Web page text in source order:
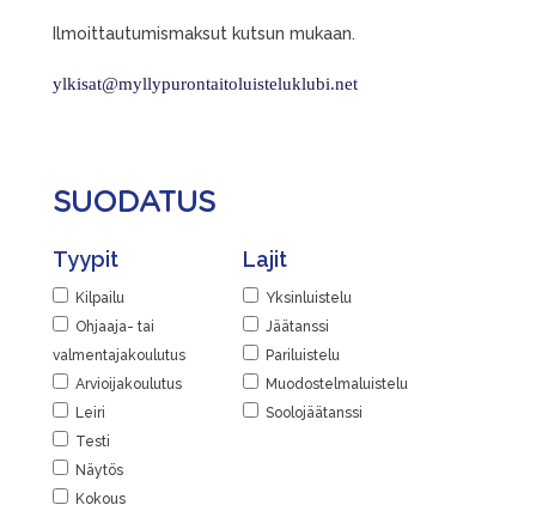
Ilmoittautumismaksut kutsun mukaan.
ylkisat@myllypurontaitoluisteluklubi.net
SUODATUS
Tyypit
Kilpailu
Ohjaaja- tai
valmentajakoulutus
Arvioijakoulutus
Leiri
Testi
Näytös
Kokous
Lajit
Yksinluistelu
Jäätanssi
Pariluistelu
Muodostelmaluistelu
Soolojäätanssi